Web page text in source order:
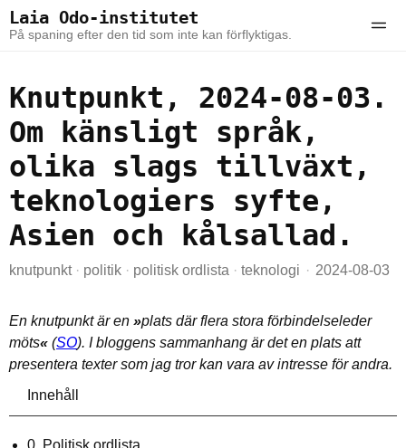
Skip to the content
Skip to the main menu
Laia Odo-institutet
På spaning efter den tid som inte kan förflyktigas.
Knutpunkt, 2024-08-03.
Om känsligt språk,
olika slags tillväxt,
teknologiers syfte,
Asien och kålsallad.
knutpunkt · politik · politisk ordlista · teknologi 2024-08-03
En knutpunkt är en »plats där flera stora förbindelseleder
möts« (SO). I bloggens sammanhang är det en plats att
presentera texter som jag tror kan vara av intresse för andra.
Innehåll
0. Politisk ordlista